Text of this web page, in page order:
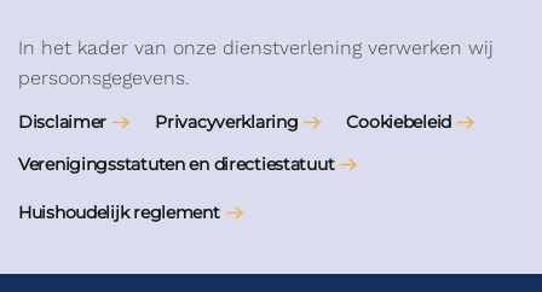
In het kader van onze dienstverlening verwerken wij
persoonsgegevens.
Disclaimer Privacyverklaring
Cookiebeleid
Verenigingsstatuten en directiestatuut
Huishoudelijk reglement